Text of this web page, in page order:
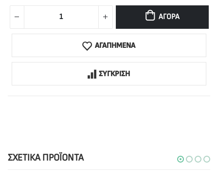
ΑΓΟΡΆ
ΑΓΑΠΗΜΕΝΑ
ΣΥΓΚΡΙΣΗ
ΣΧΕΤΙΚΆ ΠΡΟΪΌΝΤΑ